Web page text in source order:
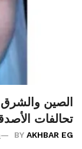
الصين والشرق
تحالفات
BY AKHBAR EG